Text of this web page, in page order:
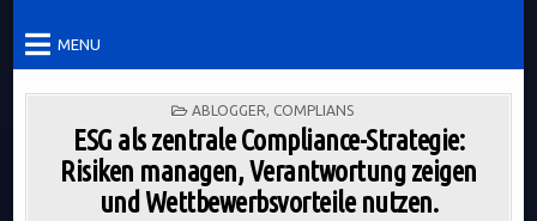
MENU
POSTED
ABLOGGER, COMPLIANS
ESG als zentrale Compliance-Strategie:
Risiken managen, Verantwortung zeigen
und Wettbewerbsvorteile nutzen.